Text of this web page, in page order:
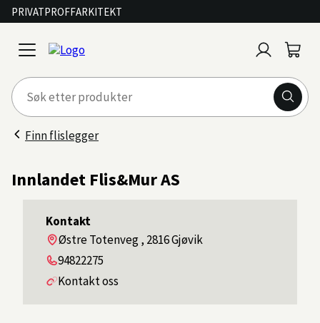
PRIVATPROFFARKITEKT
open
menu
inn
Finn flislegger
Innlandet Flis&Mur AS
Kontakt
Adresse
Østre Totenveg , 2816 Gjøvik
Telefon
94822275
Kontakt oss